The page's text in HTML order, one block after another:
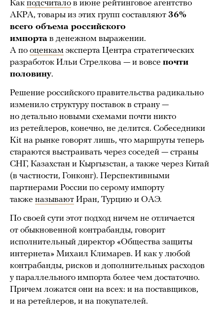
Как подсчитало в июне рейтинговое агентство
АКРА, товары из этих групп составляют 36%
всего объема российского
импорта в денежном выражении.
А по оценкам эксперта Центра стратегических
разработок Ильи Стрелкова — и вовсе почти
половину.
Решение российского правительства радикально
изменило структуру поставок в страну —
но детально новыми схемами почти никто
из ретейлеров, конечно, не делится. Собеседники
Kit на рынке говорят лишь, что маршруты теперь
стараются выстраивать через соседей — страны
СНГ, Казахстан и Кыргызстан, а также через Китай
(в частности, Гонконг). Перспективными
партнерами России по серому импорту
также называют Иран, Турцию и ОАЭ.
По своей сути этот подход ничем не отличается
от обыкновенной контрабанды, говорит
исполнительный директор «Общества защиты
интернета» Михаил Климарев. И как у любой
контрабанды, рисков и дополнительных расходов
у параллельного импорта более чем достаточно.
Причем ложатся они на всех: и на поставщиков,
и на ретейлеров, и на покупателей.